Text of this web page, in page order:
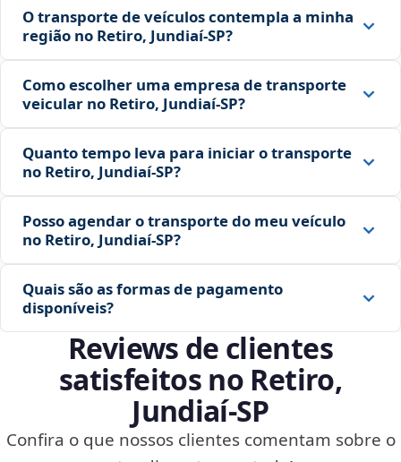
O transporte de veículos contempla a minha
região no Retiro, Jundiaí‑SP?
Como escolher uma empresa de transporte
veicular no Retiro, Jundiaí‑SP?
Quanto tempo leva para iniciar o transporte
no Retiro, Jundiaí‑SP?
Posso agendar o transporte do meu veículo
no Retiro, Jundiaí‑SP?
Quais são as formas de pagamento
disponíveis?
Reviews de clientes
satisfeitos no Retiro,
Jundiaí‑SP
Confira o que nossos clientes comentam sobre o